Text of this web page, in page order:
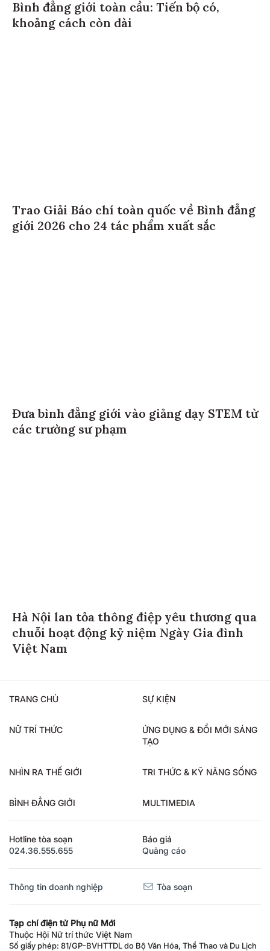
Bình đẳng giới toàn cầu: Tiến bộ có,
khoảng cách còn dài
Trao Giải Báo chí toàn quốc về Bình đẳng
giới 2026 cho 24 tác phẩm xuất sắc
Đưa bình đẳng giới vào giảng dạy STEM từ
các trường sư phạm
Hà Nội lan tỏa thông điệp yêu thương qua
chuỗi hoạt động kỷ niệm Ngày Gia đình
Việt Nam
TRANG CHỦ SỰ KIỆN
NỮ TRÍ THỨC
ỨNG DỤNG & ĐỔI MỚI SÁNG
TẠO
NHÌN RA THẾ GIỚI TRI THỨC & KỸ NĂNG SỐNG
BÌNH ĐẲNG GIỚI MULTIMEDIA
Hotline tòa soạn
024.36.555.655
Báo giá
Quảng cáo
Thông tin doanh nghiệp Tòa soạn
Tạp chí điện tử Phụ nữ Mới
Thuộc Hội Nữ trí thức Việt Nam
Số giấy phép: 81/GP-BVHTTDL do Bộ Văn Hóa, Thể Thao và Du Lịch